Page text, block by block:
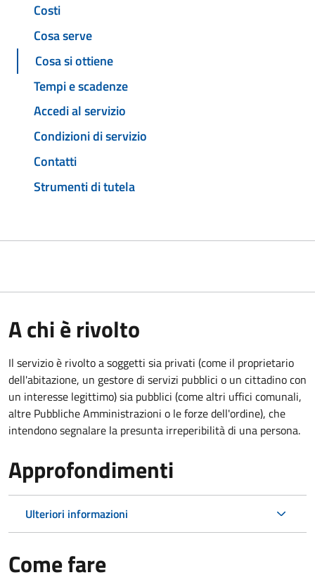
Costi
Cosa serve
Cosa si ottiene
Tempi e scadenze
Accedi al servizio
Condizioni di servizio
Contatti
Strumenti di tutela
A chi è rivolto
Il servizio è rivolto a soggetti sia privati (come il proprietario
dell'abitazione, un gestore di servizi pubblici o un cittadino con
un interesse legittimo) sia pubblici (come altri uffici comunali,
altre Pubbliche Amministrazioni o le forze dell'ordine), che
intendono segnalare la presunta irreperibilità di una persona.
Approfondimenti
Ulteriori informazioni
Come fare